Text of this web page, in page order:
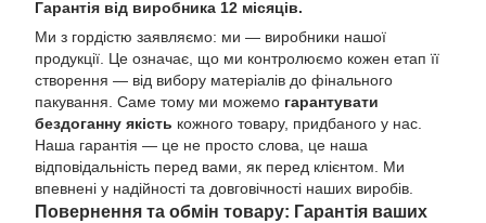
Гарантія від виробника 12 місяців.
Ми з гордістю заявляємо: ми — виробники нашої
продукції. Це означає, що ми контролюємо кожен етап її
створення — від вибору матеріалів до фінального
пакування. Саме тому ми можемо гарантувати
бездоганну якість кожного товару, придбаного у нас.
Наша гарантія — це не просто слова, це наша
відповідальність перед вами, як перед клієнтом. Ми
впевнені у надійності та довговічності наших виробів.
Повернення та обмін товару: Гарантія ваших